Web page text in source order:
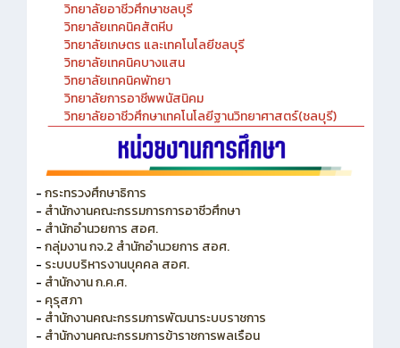
วิทยาลัยเทคนิคชลบุรี
วิทยาลัยอาชีวศึกษาชลบุรี
วิทยาลัยเทคนิคสัตหีบ
วิทยาลัยเกษตร และเทคโนโลยีชลบุรี
วิทยาลัยเทคนิคบางแสน
วิทยาลัยเทคนิคพัทยา
วิทยาลัยการอาชีพพนัสนิคม
วิทยาลัยอาชีวศึกษาเทคโนโลยีฐานวิทยาศาสตร์(ชลบุรี)
- กระทรวงศึกษาธิการ
- สำนักงานคณะกรรมการการอาชีวศึกษา
- สำนักอำนวยการ สอศ.
- กลุ่มงาน กจ.2 สำนักอำนวยการ สอศ.
- ระบบบริหารงานบุคคล สอศ.
- สำนักงาน ก.ค.ศ.
- คุรุสภา
- สำนักงานคณะกรรมการพัฒนาระบบราชการ